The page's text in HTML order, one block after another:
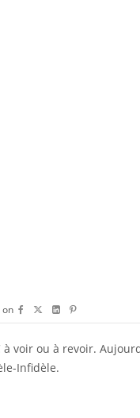
on
voir ou à revoir.
Infidèle.